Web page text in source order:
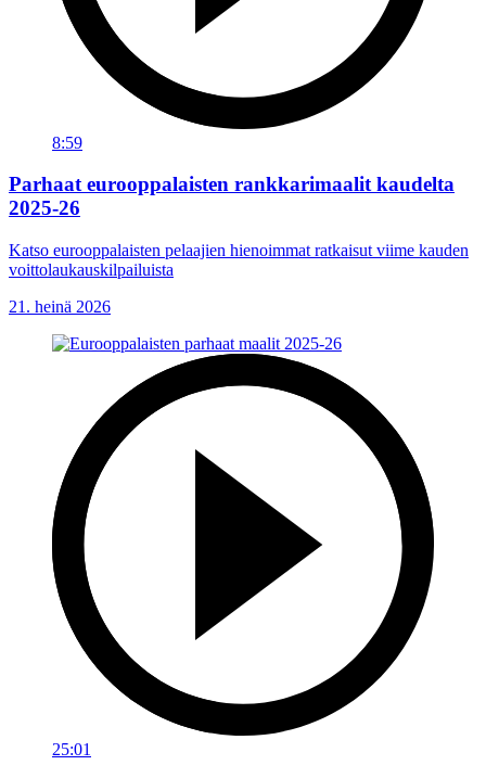
8:59
Parhaat eurooppalaisten rankkarimaalit kaudelta
2025-26
Katso eurooppalaisten pelaajien hienoimmat ratkaisut viime kauden
voittolaukauskilpailuista
21. heinä 2026
25:01